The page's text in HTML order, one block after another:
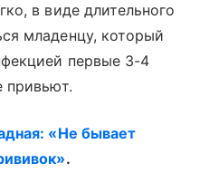
в виде длительного
младенцу, который
первые 3-4
привьют.
«Не бывает
.